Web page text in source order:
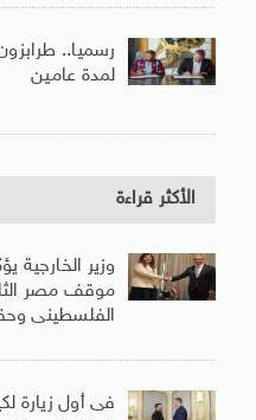
رسميا..
لمدة عامين
الأكثر قراءة
وزير الخارجية
موقف مصر
الفلسطينى
فى أول زيارة